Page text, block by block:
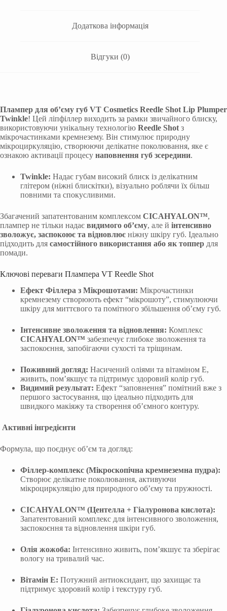
Додаткова інформація
Відгуки (0)
Плампер для об’єму губ VT Cosmetics Reedle Shot Lip Plumper
Twinkle! Цей ліпфіллер виходить за рамки звичайного блиску,
використовуючи унікальну технологію Reedle Shot з
мікрочастинками кремнезему. Він стимулює природну
мікроциркуляцію, створюючи делікатне поколювання, яке є
ознакою активації процесу наповнення губ зсередини.
Twinkle: Надає губам високий блиск із делікатним
глітером (ніжні блискітки), візуально роблячи їх більш
повними та спокусливими.
Збагачений запатентованим комплексом CICAHYALON™,
плампер не тільки надає видимого об’єму, але й інтенсивно
зволожує, заспокоює та відновлює ніжну шкіру губ. Ідеально
підходить для самостійного використання або як топпер для
помади.
Ключові переваги Плампера VT Reedle Shot
Ефект Філлера з Мікрошотами: Мікрочастинки
кремнезему створюють ефект “мікрошоту”, стимулюючи
шкіру для миттєвого та помітного збільшення об’єму губ.
Інтенсивне зволоження та відновлення: Комплекс
CICAHYALON™ забезпечує глибоке зволоження та
заспокоєння, запобігаючи сухості та тріщинам.
Поживний догляд: Насичений оліями та вітаміном Е,
живить, пом’якшує та підтримує здоровий колір губ.
Видимий результат: Ефект “заповнення” помітний вже з
першого застосування, що ідеально підходить для
швидкого макіяжу та створення об’ємного контуру.
Активні інгредієнти
Формула, що поєднує об’єм та догляд:
Філлер-комплекс (Мікроскопічна кремнеземна пудра):
Створює делікатне поколювання, активуючи
мікроциркуляцію для природного об’єму та пружності.
CICAHYALON™ (Центелла + Гіалуронова кислота):
Запатентований комплекс для інтенсивного зволоження,
заспокоєння та відновлення шкіри губ.
Олія жожоба: Інтенсивно живить, пом’якшує та зберігає
вологу на тривалий час.
Вітамін E: Потужний антиоксидант, що захищає та
підтримує здоровий колір і текстуру губ.